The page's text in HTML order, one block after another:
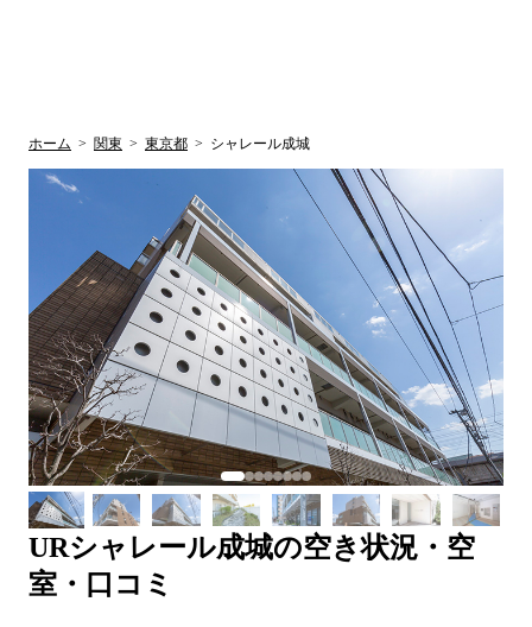
ホーム > 関東 > 東京都 > シャレール成城
URシャレール成城の空き状況・空
室・口コミ